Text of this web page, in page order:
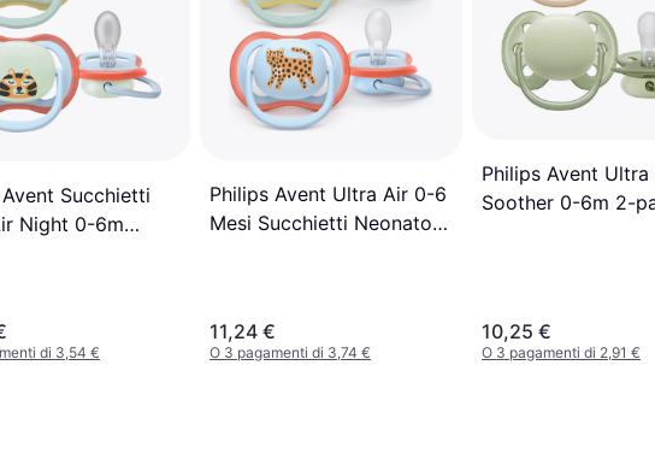
Succhietti
Night 0-6m
di 3,54 €
Philips Avent Ultra Air 0-6
Mesi Succhietti Neonato 2
11,24 €
O 3 pagamenti di 3,74 €
Philips Avent Ultra
Soother 0-6m 2-
10,25 €
O 3 pagamenti di 2,91 €